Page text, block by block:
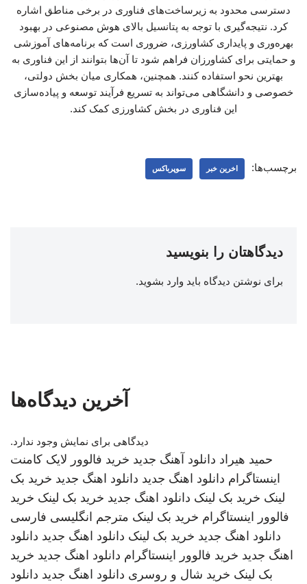
دسترسی محدود به زیرساخت‌های فناوری در برخی مناطق اشاره
کرد. نتیجه‌گیری با توجه به پتانسیل بالای هوش مصنوعی در بهبود
بهره‌وری و پایداری کشاورزی، ضروری است که برنامه‌های آموزشی
و حمایتی برای کشاورزان فراهم شود تا آن‌ها بتوانند از این فناوری به
بهترین نحو استفاده کنند. همچنین، همکاری میان بخش دولتی،
خصوصی و دانشگاهی می‌تواند به تسریع فرآیند توسعه و پیاده‌سازی
این فناوری در بخش کشاورزی کمک کند.
برچسب‌ها: اخرین خبر سوپرباکس
دیدگاهتان را بنویسید
برای نوشتن دیدگاه باید وارد بشوید.
آخرین دیدگاه‌ها
دیدگاهی برای نمایش وجود ندارد.
حمید هیراد دانلود آهنگ جدید خرید فالوور لایک کامنت
اینستاگرام دانلود اهنگ جدید دانلود اهنگ جدید خرید بک
لینک خرید بک لینک دانلود اهنگ جدید خرید بک لینک خرید
فالوور اینستاگرام خرید بک لینک مترجم انگلیسی فارسی
دانلود اهنگ جدید خرید بک لینک دانلود اهنگ جدید دانلود
اهنگ جدید خرید فالوور اینستاگرام دانلود اهنگ جدید خرید
بک لینک خرید شال و روسری دانلود اهنگ جدید دانلود